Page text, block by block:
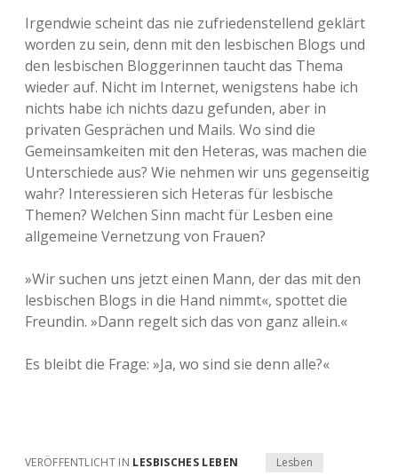
Irgendwie scheint das nie zufriedenstellend geklärt
worden zu sein, denn mit den lesbischen Blogs und
den lesbischen Bloggerinnen taucht das Thema
wieder auf. Nicht im Internet, wenigstens habe ich
nichts habe ich nichts dazu gefunden, aber in
privaten Gesprächen und Mails. Wo sind die
Gemeinsamkeiten mit den Heteras, was machen die
Unterschiede aus? Wie nehmen wir uns gegenseitig
wahr? Interessieren sich Heteras für lesbische
Themen? Welchen Sinn macht für Lesben eine
allgemeine Vernetzung von Frauen?
»Wir suchen uns jetzt einen Mann, der das mit den
lesbischen Blogs in die Hand nimmt«, spottet die
Freundin. »Dann regelt sich das von ganz allein.«
Es bleibt die Frage: »Ja, wo sind sie denn alle?«
VERÖFFENTLICHT IN LESBISCHES LEBEN Lesben